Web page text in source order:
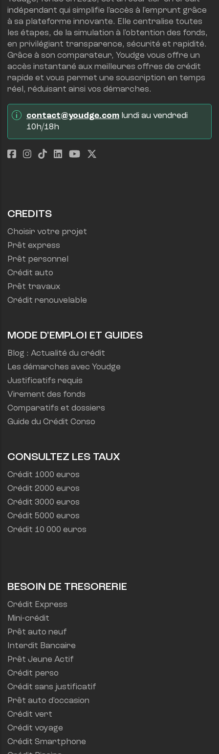
indépendant qui simplifie l'accès à l'emprunt grâce
à sa plateforme innovante. Elle centralise toutes
les étapes, de la simulation à l'obtention des fonds,
en privilégiant transparence, sécurité et rapidité.
Grâce à son comparateur, Youdge vous offre un
accès instantané aux meilleures offres de crédit
rapide et vous permet une souscription en temps
réel, réduisant ainsi vos démarches.
contact@youdge.com lundi au vendredi
10h/18h
CREDITS
Choisir votre projet
Prêt express
Prêt personnel
Crédit auto
Prêt travaux
Crédit renouvelable
MODE D'EMPLOI ET GUIDES
Blog : Actualité du crédit
Les démarches avec Youdge
Justificatifs requis
Virement des fonds
Comparatifs et dossiers
Guide du Crédit Conso
CONSULTEZ LES TAUX
Crédit 1000 euros
Crédit 2000 euros
Crédit 3000 euros
Crédit 5000 euros
Crédit 10 000 euros
BESOIN DE TRESORERIE
Crédit Express
Mini-crédit
Prêt auto neuf
Interdit Bancaire
Prêt Jeune Actif
Crédit perso
Crédit sans justificatif
Prêt auto d'occasion
Crédit vert
Crédit voyage
Crédit Smartphone